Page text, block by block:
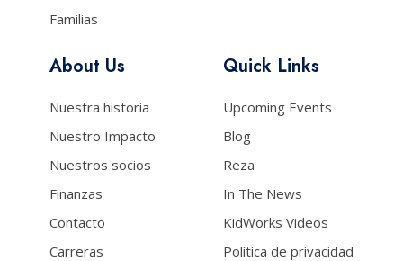
Familias
About Us
Nuestra historia
Nuestro Impacto
Nuestros socios
Finanzas
Contacto
Carreras
Quick Links
Upcoming Events
Blog
Reza
In The News
KidWorks Videos
Política de privacidad